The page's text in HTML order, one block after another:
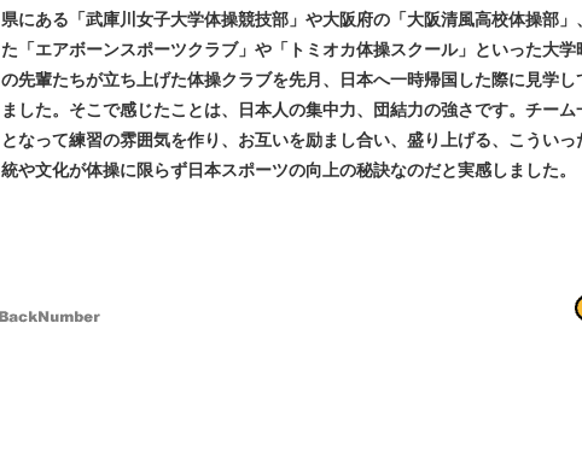
県にある「武庫川女子大学体操競技部」や大阪府の「大阪清風高校体操部」
た「エアボーンスポーツクラブ」や「トミオカ体操スクール」といった大学
の先輩たちが立ち上げた体操クラブを先月、日本へ一時帰国した際に見学し
ました。そこで感じたことは、日本人の集中力、団結力の強さです。チーム
となって練習の雰囲気を作り、お互いを励まし合い、盛り上げる、こういっ
統や文化が体操に限らず日本スポーツの向上の秘訣なのだと実感しました。